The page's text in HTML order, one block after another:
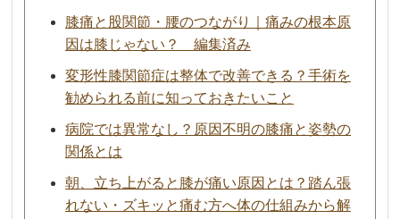
膝痛と股関節・腰のつながり｜痛みの根本原
因は膝じゃない？ 編集済み
変形性膝関節症は整体で改善できる？手術を
勧められる前に知っておきたいこと
病院では異常なし？原因不明の膝痛と姿勢の
関係とは
朝、立ち上がると膝が痛い原因とは？踏ん張
れない・ズキッと痛む方へ体の仕組みから解